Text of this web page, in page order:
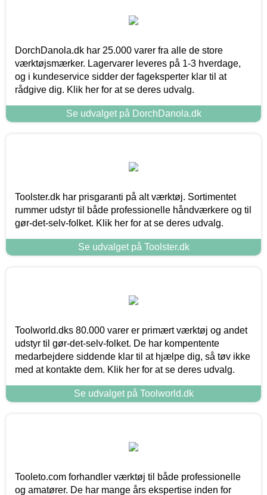
DorchDanola.dk har 25.000 varer fra alle de store
værktøjsmærker. Lagervarer leveres på 1-3 hverdage,
og i kundeservice sidder der fageksperter klar til at
rådgive dig. Klik her for at se deres udvalg.
Se udvalget på DorchDanola.dk
Toolster.dk har prisgaranti på alt værktøj. Sortimentet
rummer udstyr til både professionelle håndværkere og til
gør-det-selv-folket. Klik her for at se deres udvalg.
Se udvalget på Toolster.dk
Toolworld.dks 80.000 varer er primært værktøj og andet
udstyr til gør-det-selv-folket. De har kompentente
medarbejdere siddende klar til at hjælpe dig, så tøv ikke
med at kontakte dem. Klik her for at se deres udvalg.
Se udvalget på Toolworld.dk
Tooleto.com forhandler værktøj til både professionelle
og amatører. De har mange års ekspertise inden for